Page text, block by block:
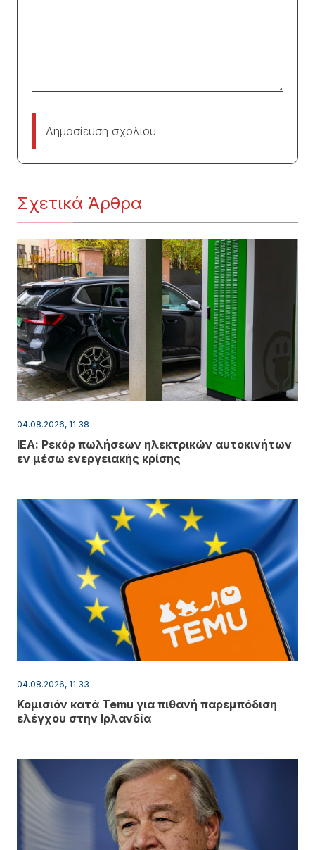
Δημοσίευση σχολίου
Σχετικά Άρθρα
04.08.2026, 11:38
ΙΕΑ: Ρεκόρ πωλήσεων ηλεκτρικών αυτοκινήτων
εν μέσω ενεργειακής κρίσης
04.08.2026, 11:33
Κομισιόν κατά Temu για πιθανή παρεμπόδιση
ελέγχου στην Ιρλανδία